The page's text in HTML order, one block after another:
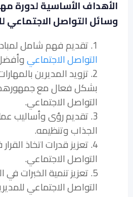
الأهداف الأساسية لدورة
وسائل التواصل الاجتماعي
1. تقديم فهم شامل لمبادئ إدارة وسائل
التواصل الاجتماعي
2. تزويد المديرين
بشكل فعال مع
التواصل الاجتماعي.
3. تقديم رؤى وأساليب
الجذاب وتنظيمه.
4. تعزيز قدرات اتخاذ
التواصل الاجتماعي.
5. تعزيز تنمية الخبرات
التواصل الاجتماعي